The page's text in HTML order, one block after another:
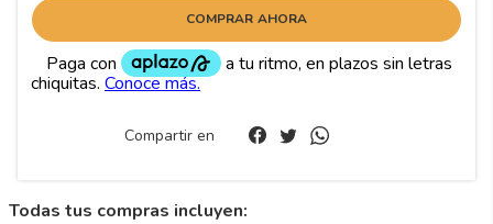
COMPRAR AHORA
Compartir en
Todas tus compras incluyen: